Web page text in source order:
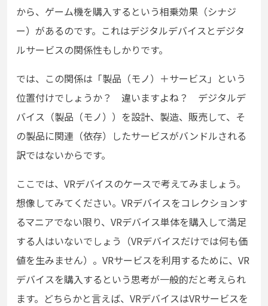
から、ゲーム機を購入するという相乗効果（シナジ
ー）があるのです。これはデジタルデバイスとデジタ
ルサービスの関係性もしかりです。
では、この関係は「製品（モノ）＋サービス」という
位置付けでしょうか？ 違いますよね？ デジタルデ
バイス（製品（モノ））を設計、製造、販売して、そ
の製品に関連（依存）したサービスがバンドルされる
訳ではないからです。
ここでは、VRデバイスのケースで考えてみましょう。
想像してみてください。VRデバイスをコレクションす
るマニアでない限り、VRデバイス単体を購入して満足
する人はいないでしょう（VRデバイスだけでは何も価
値を生みません）。VRサービスを利用するために、VR
デバイスを購入するという思考が一般的だと考えられ
ます。どちらかと言えば、VRデバイスはVRサービスを